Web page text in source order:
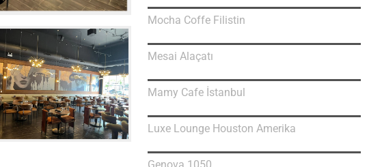
Mocha Coffe Filistin
Mesai Alaçatı
Mamy Cafe İstanbul
Luxe Lounge Houston Amerika
Genova 1050